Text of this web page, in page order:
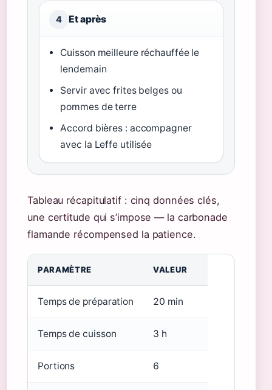
4 Et après
Cuisson meilleure réchauffée le
lendemain
Servir avec frites belges ou
pommes de terre
Accord bières : accompagner
avec la Leffe utilisée
Tableau récapitulatif : cinq données clés,
une certitude qui s’impose — la carbonade
flamande récompensed la patience.
PARAMÈTRE VALEUR
Temps de préparation 20 min
Temps de cuisson 3 h
Portions 6